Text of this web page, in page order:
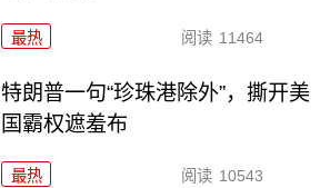
最热 阅读 11464
特朗普一句“珍珠港除外”，撕开美
国霸权遮羞布
最热 阅读 10543